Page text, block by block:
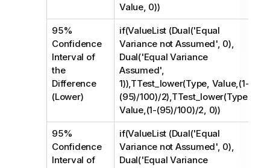
Value, 0))
95%
Confidence
Interval of
the
Difference
(Lower)
if(ValueList (Dual('Equal
Variance not Assumed', 0),
Dual('Equal Variance
Assumed',
1)),TTest_lower(Type, Value,(1-
(95)/100)/2),TTest_lower(Type,
Value,(1-(95)/100)/2, 0))
95%
Confidence
Interval of
if(ValueList (Dual('Equal
Variance not Assumed', 0),
Dual('Equal Variance